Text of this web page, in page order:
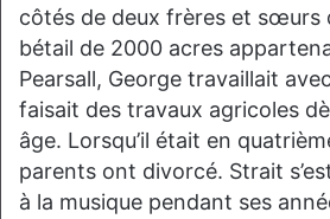
côtés de deux frères et sœurs
bétail de 2000 acres
Pearsall, George travaillait
faisait des travaux agricoles
âge. Lorsqu’il était en
parents ont divorcé. Strait
à la musique pendant ses